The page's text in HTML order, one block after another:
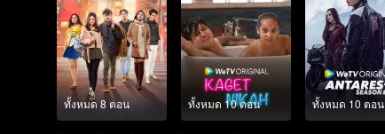
ทั้งหมด 8 ตอน ทั้งหมด 10 ตอน ทั้งหมด 10 ตอน